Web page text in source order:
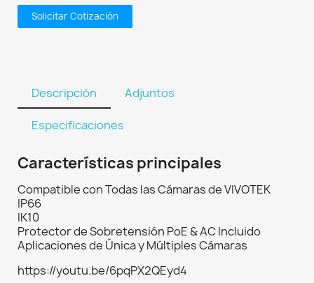
Solicitar Cotización
Descripción Adjuntos
Especificaciones
Características principales
Compatible con Todas las Cámaras de VIVOTEK
IP66
IK10
Protector de Sobretensión PoE & AC Incluido
Aplicaciones de Única y Múltiples Cámaras
https://youtu.be/6pqPX2QEyd4